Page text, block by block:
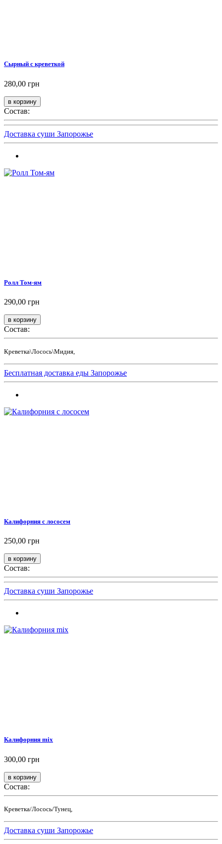
Сырный с креветкой
280,00 грн
Состав:
Доставка суши Запорожье
Ролл Том-ям
290,00 грн
Состав:
Креветка\Лосось\Мидия,
Бесплатная доставка еды Запорожье
Калифорния с лососем
250,00 грн
Состав:
Доставка суши Запорожье
Калифорния mix
300,00 грн
Состав:
Креветка/Лосось/Тунец,
Доставка суши Запорожье